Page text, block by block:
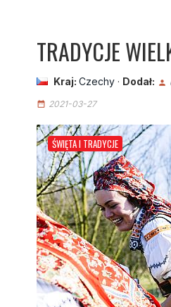
TRADYCJE
Kraj: Czechy · Dodał: person
date_range 2021-03-27
ŚWIĘTA I TRADYCJE